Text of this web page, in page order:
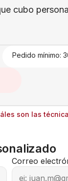
cubo
Pedido mínimo:
son las
Correo